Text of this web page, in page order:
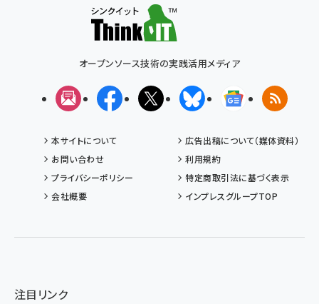
オープンソース技術の実践活用メディア
メルマガFacebookX(エックス)BlueskyGoogleニュ
RSS
本サイトについて
広告出稿について（媒体資料）
お問い合わせ
利用規約
プライバシーポリシー
特定商取引法に基づく表示
会社概要
インプレスグループTOP
注目リンク